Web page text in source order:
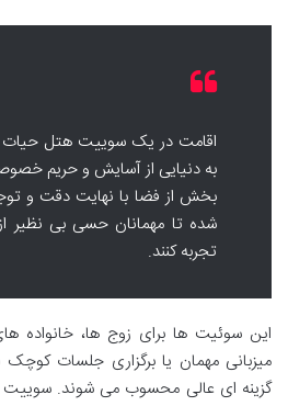
اقامت در یک سوییت هتل حیات
به دنیایی از آسایش و حریم
بخش از فضا با نهایت دقت و
شده تا مهمانان حسی بی نظیر از
تجربه کنند.
این سوئیت ها برای زوج ها، خانواده
میزبانی مهمان یا برگزاری جلسات کوچک
گزینه ای عالی محسوب می شوند. سوییت